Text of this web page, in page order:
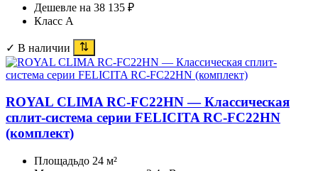
Дешевле на 38 135 ₽
Класс A
✓ В наличии
ROYAL CLIMA RC-FC22HN — Классическая
сплит-система серии FELICITA RC-FC22HN
(комплект)
Площадьдо 24 м²